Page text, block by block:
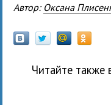
Автор: Оксана
Читайте также